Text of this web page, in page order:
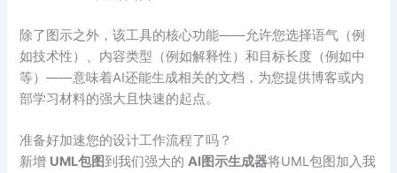
除了图示之外，该工具的核心功能——允许您选择语气（例
如技术性）、内容类型（例如解释性）和目标长度（例如中
等）——意味着AI还能生成相关的文档，为您提供博客或内
部学习材料的强大且快速的起点。
准备好加速您的设计工作流程了吗？
新增 UML包图到我们强大的AI图示生成器将UML包图加入我